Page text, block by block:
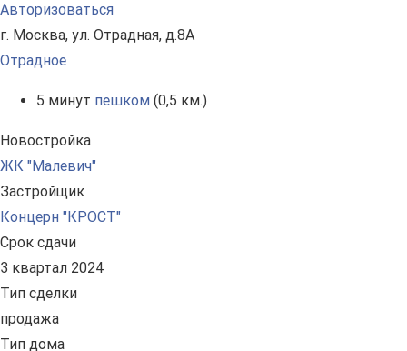
Авторизоваться
г. Москва, ул. Отрадная, д.8А
Отрадное
5 минут пешком (0,5 км.)
Новостройка
ЖК "Малевич"
Застройщик
Концерн "КРОСТ"
Срок сдачи
3 квартал 2024
Тип сделки
продажа
Тип дома